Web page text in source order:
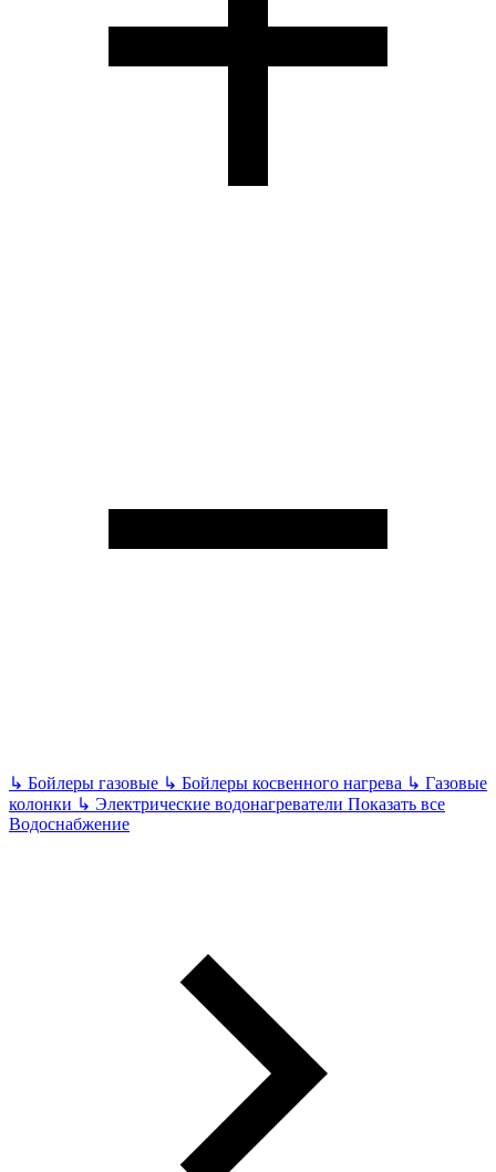
↳ Бойлеры газовые ↳ Бойлеры косвенного нагрева ↳ Газовые
колонки ↳ Электрические водонагреватели Показать все
Водоснабжение